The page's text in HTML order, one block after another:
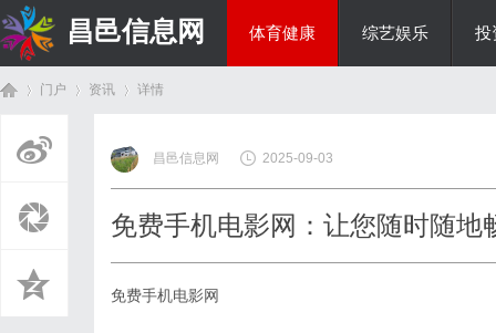
昌邑信息网 体育健康 综艺娱乐 投
门户 资讯
›
详情
昌邑信息网 2025-09-03
免费手机电影网：让您随时随地
免费手机电影网